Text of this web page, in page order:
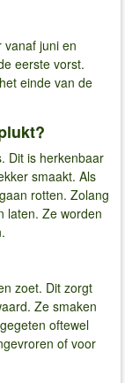
vanaf juni en
eerste vorst.
einde van de
Dit is herkenbaar
smaakt. Als
rotten. Zolang
laten. Ze worden
zoet. Dit zorgt
Ze smaken
oftewel
of voor